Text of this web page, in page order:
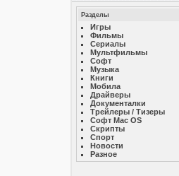
Разделы
Игры
Фильмы
Сериалы
Мультфильмы
Софт
Музыкa
Книги
Мобила
Драйверы
Документалки
Трейлеры / Тизеры
Софт Mac OS
Скрипты
Спорт
Новости
Разное